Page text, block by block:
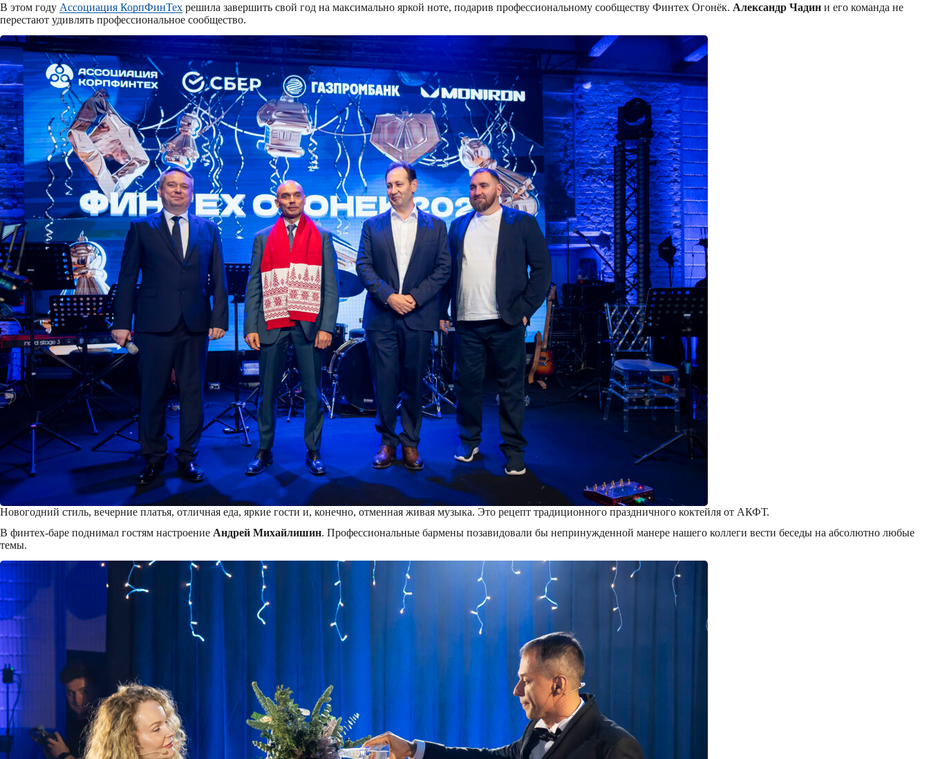
В этом году Ассоциация КорпФинТех решила завершить свой год на максимально яркой ноте, подарив профессиональному сообществу Финтех Огонёк. Александр Чадин и его команда не
перестают удивлять профессиональное сообщество.
Новогодний стиль, вечерние платья, отличная еда, яркие гости и, конечно, отменная живая музыка. Это рецепт традиционного праздничного коктейля от АКФТ.
В финтех-баре поднимал гостям настроение Андрей Михайлишин. Профессиональные бармены позавидовали бы непринужденной манере нашего коллеги вести беседы на абсолютно любые
темы.